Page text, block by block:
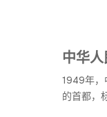
中华
1949年，
的首都，